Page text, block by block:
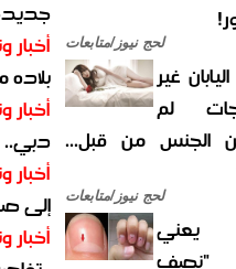
لحج نيوز/متابعات
غير
لم
الجنس من قبل...
لحج نيوز/متابعات
يعني
"نصف
أخبار
بلاده
أخبار
دبي..
أخبار
إلى
أخبار